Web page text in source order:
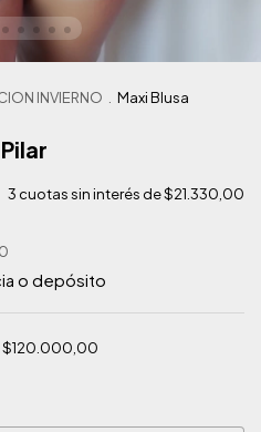
INVIERNO . Maxi Blusa
3 cuotas sin interés de$21.330,00
o depósito
$120.000,00